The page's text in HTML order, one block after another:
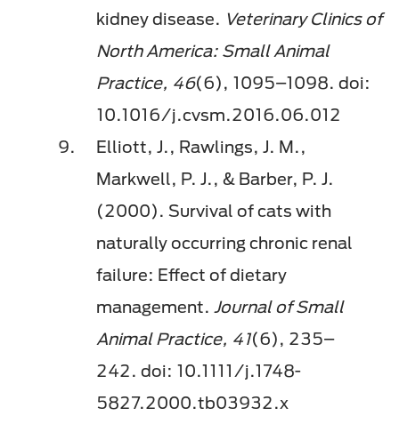
kidney disease. Veterinary Clinics of
North America: Small Animal
Practice, 46(6), 1095–1098. doi:
10.1016/j.cvsm.2016.06.012
Elliott, J., Rawlings, J. M.,
Markwell, P. J., & Barber, P. J.
(2000). Survival of cats with
naturally occurring chronic renal
failure: Effect of dietary
management. Journal of Small
Animal Practice, 41(6), 235–
242. doi: 10.1111/j.1748-
5827.2000.tb03932.x